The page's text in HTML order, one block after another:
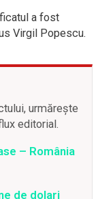
a fost
Virgil Popescu.
urmărește
editorial.
– România
de dolari